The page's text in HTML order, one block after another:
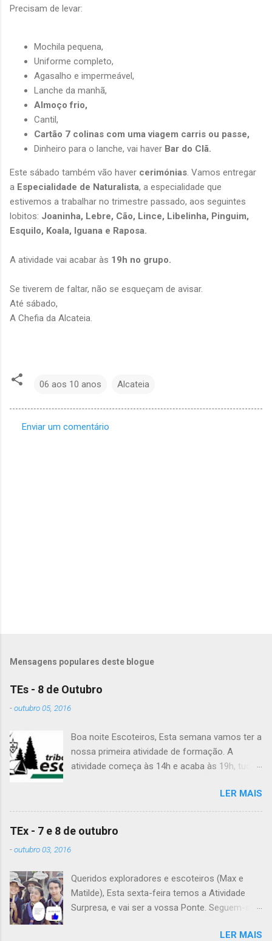
Precisam de levar:
Mochila pequena,
Uniforme completo,
Agasalho e impermeável,
Lanche da manhã,
Almoço frio,
Cantil,
Cartão 7 colinas com uma viagem carris ou passe,
Dinheiro para o lanche, vai haver Bar do Clã.
Este sábado também vão haver cerimónias . Vamos entregar
a Especialidade de Naturalista, a especialidade que
estivemos a trabalhar no trimestre passado, aos seguintes
lobitos: Joaninha, Lebre, Cão, Lince, Libelinha, Pinguim,
Esquilo, Koala, Iguana e Raposa.
A atividade vai acabar às 19h no grupo.
Se tiverem de faltar, não se esqueçam de avisar.
Até sábado,
A Chefia da Alcateia.
06 aos 10 anos Alcateia
Enviar um comentário
Mensagens populares deste blogue
TEs - 8 de Outubro
-outubro 05, 2016
Boa noite Escoteiros, Esta semana vamos ter a
nossa primeira atividade de formação. A
atividade começa às 14h e acaba às 19h, tudo
lanche (não pode ser dinheiro!), água, papel e
caneta. Para a Diana, a Inês, o Dawton,
Valentino e Rafael a atividade começa à 13h .
vão fazer a ponte com a TEx, vejam as
informações no post deles. Atenção: Ainda há
patrulhas que não enviaram o projeto da
LER MAIS
TEx - 7 e 8 de outubro
-outubro 03, 2016
Queridos exploradores e escoteiros (Max e
Matilde), Esta sexta-feira temos a Atividade
Surpresa, e vai ser a vossa Ponte. Seguem-se
atividade! Encontro na Estação Fluvial deLER MAIS